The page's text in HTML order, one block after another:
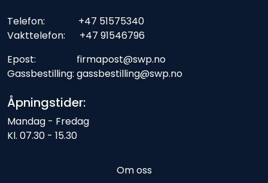
Telefon: +47 51575340
Vakttelefon: +47 91546796
Epost: firmapost@swp.no
Gassbestilling: gassbestilling@swp.no
Åpningstider:
Mandag - Fredag
Kl. 07.30 - 15.30
Om oss